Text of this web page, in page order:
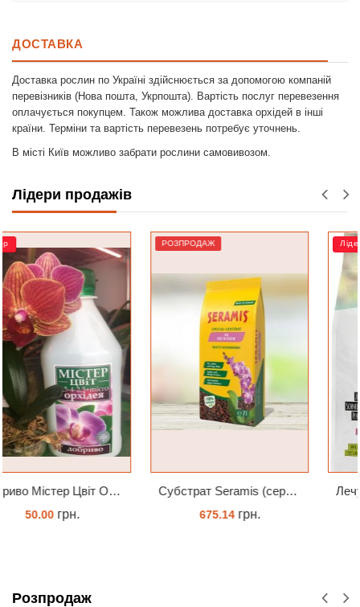
ДОСТАВКА
Доставка рослин по Україні здійснюється за допомогою компаній
перевізників (Нова пошта, Укрпошта). Вартість послуг перевезення
оплачується покупцем. Також можлива доставка орхідей в інші
країни. Терміни та вартість перевезень потребує уточнень.
В місті Київ можливо забрати рослини самовивозом.
Лідери продажів
Субстрат Seramis (серамис) для орхідей 7 л заводське пакування
675.14
Лідер
Лечуза BASICPON 12 літрів
1125.86
Розпродаж